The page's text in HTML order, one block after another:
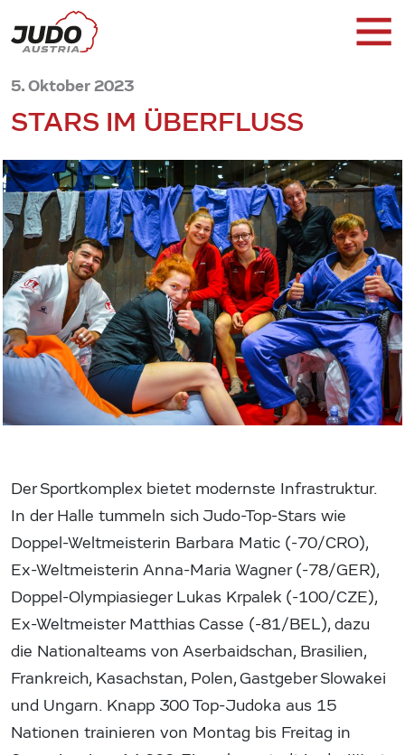
5. Oktober 2023
STARS IM ÜBERFLUSS
Der Sportkomplex bietet modernste Infrastruktur.
In der Halle tummeln sich Judo-Top-Stars wie
Doppel-Weltmeisterin Barbara Matic (-70/CRO),
Ex-Weltmeisterin Anna-Maria Wagner (-78/GER),
Doppel-Olympiasieger Lukas Krpalek (-100/CZE),
Ex-Weltmeister Matthias Casse (-81/BEL), dazu
die Nationalteams von Aserbaidschan, Brasilien,
Frankreich, Kasachstan, Polen, Gastgeber Slowakei
und Ungarn. Knapp 300 Top-Judoka aus 15
Nationen trainieren von Montag bis Freitag in